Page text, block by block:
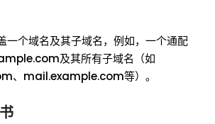
一个域名及其子域名，例如，一个通配
及其所有子域名（如
、mail.example.com等）。